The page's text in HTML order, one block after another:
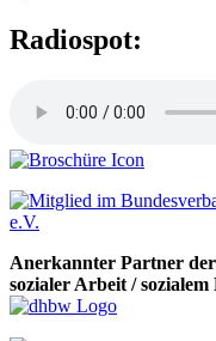
Radiospot:
Anerkannter Partner
sozialer Arbeit / sozialem